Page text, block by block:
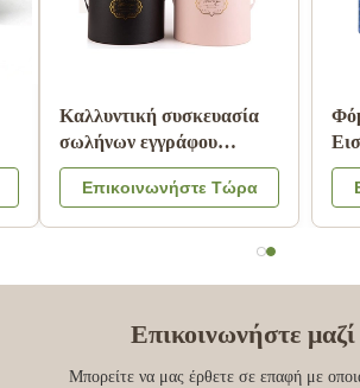
Ζαρωμένος κύλινδρος
σωλήνας Pantone
εγγράφου που τυπώνει την
ακίνδυνη για τα παιδιά
ελασματοποίηση
Επικοινωνήστε Τώρα
CMYK
Επικοινωνήστε
Μπορείτε να μας έρθετε σε επαφή με